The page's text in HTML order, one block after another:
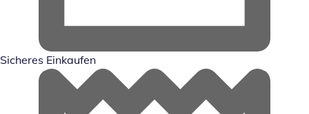
Sicheres Einkaufen